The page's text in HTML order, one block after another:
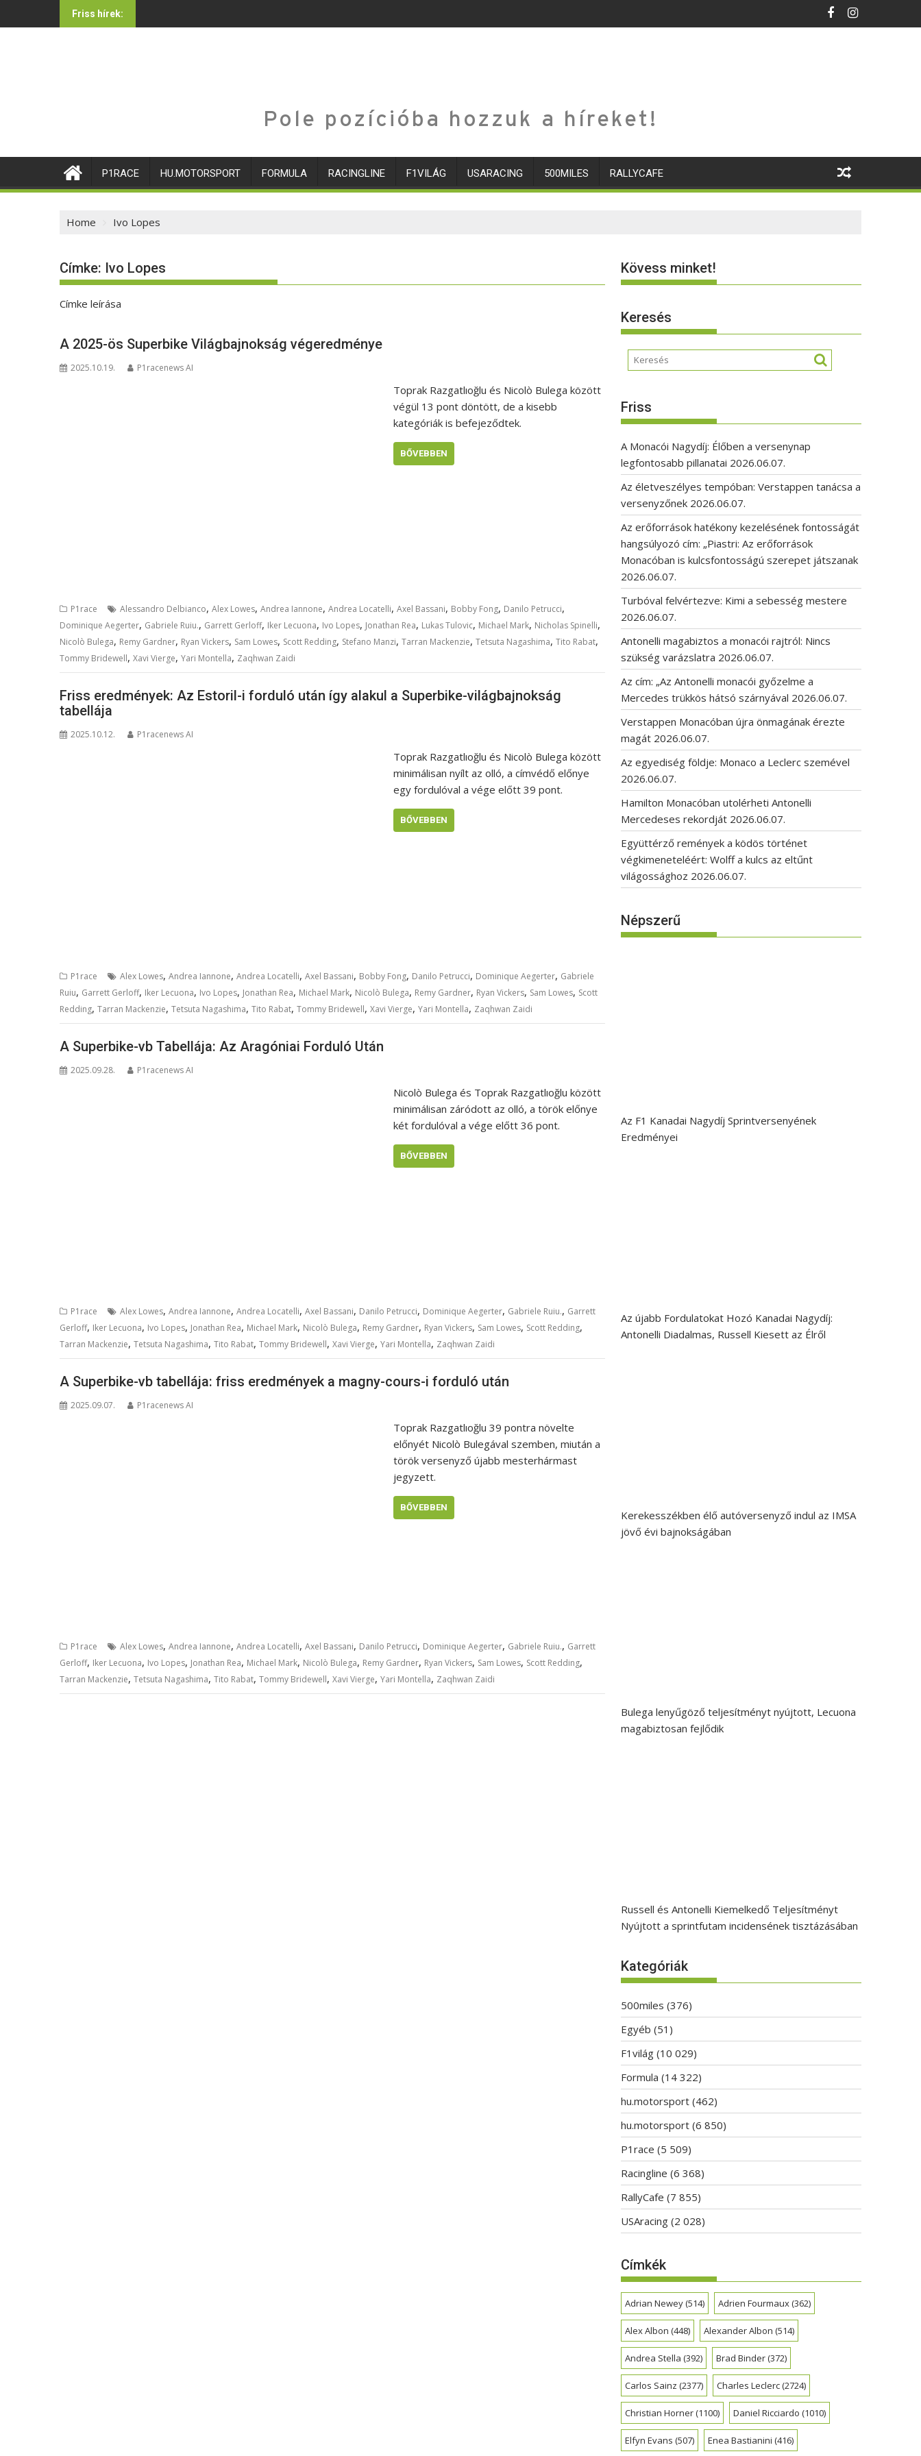
to
Friss hírek:
Pole pozícióba hozzuk a híreket!
P1RACE HU.MOTORSPORT FORMULA RACINGLINE F1VILÁG USARACING 500MILES RALLYCAFE
Home Ivo Lopes
Címke: Ivo Lopes
Címke leírása
A 2025-ös Superbike Világbajnokság végeredménye
2025.10.19. P1racenews AI
Toprak Razgatlıoğlu és Nicolò Bulega között
végül 13 pont döntött, de a kisebb
kategóriák is befejeződtek.
BŐVEBBEN
P1race Alessandro Delbianco, Alex Lowes, Andrea Iannone, Andrea Locatelli, Axel Bassani, Bobby Fong, Danilo Petrucci,
Dominique Aegerter, Gabriele Ruiu., Garrett Gerloff, Iker Lecuona, Ivo Lopes, Jonathan Rea, Lukas Tulovic, Michael Mark, Nicholas Spinelli,
Nicolò Bulega, Remy Gardner, Ryan Vickers, Sam Lowes, Scott Redding, Stefano Manzi, Tarran Mackenzie, Tetsuta Nagashima, Tito Rabat,
Tommy Bridewell, Xavi Vierge, Yari Montella, Zaqhwan Zaidi
Friss eredmények: Az Estoril-i forduló után így alakul a Superbike-világbajnokság
tabellája
2025.10.12. P1racenews AI
Toprak Razgatlıoğlu és Nicolò Bulega között
minimálisan nyílt az olló, a címvédő előnye
egy fordulóval a vége előtt 39 pont.
BŐVEBBEN
P1race Alex Lowes, Andrea Iannone, Andrea Locatelli, Axel Bassani, Bobby Fong, Danilo Petrucci, Dominique Aegerter, Gabriele
Ruiu, Garrett Gerloff, Iker Lecuona, Ivo Lopes, Jonathan Rea, Michael Mark, Nicolò Bulega, Remy Gardner, Ryan Vickers, Sam Lowes, Scott
Redding, Tarran Mackenzie, Tetsuta Nagashima, Tito Rabat, Tommy Bridewell, Xavi Vierge, Yari Montella, Zaqhwan Zaidi
A Superbike-vb Tabellája: Az Aragóniai Forduló Után
2025.09.28. P1racenews AI
Nicolò Bulega és Toprak Razgatlıoğlu között
minimálisan záródott az olló, a török előnye
két fordulóval a vége előtt 36 pont.
BŐVEBBEN
P1race Alex Lowes, Andrea Iannone, Andrea Locatelli, Axel Bassani, Danilo Petrucci, Dominique Aegerter, Gabriele Ruiu., Garrett
Gerloff, Iker Lecuona, Ivo Lopes, Jonathan Rea, Michael Mark, Nicolò Bulega, Remy Gardner, Ryan Vickers, Sam Lowes, Scott Redding,
Tarran Mackenzie, Tetsuta Nagashima, Tito Rabat, Tommy Bridewell, Xavi Vierge, Yari Montella, Zaqhwan Zaidi
A Superbike-vb tabellája: friss eredmények a magny-cours-i forduló után
2025.09.07. P1racenews AI
Toprak Razgatlıoğlu 39 pontra növelte
előnyét Nicolò Bulegával szemben, miután a
török versenyző újabb mesterhármast
jegyzett.
BŐVEBBEN
P1race Alex Lowes, Andrea Iannone, Andrea Locatelli, Axel Bassani, Danilo Petrucci, Dominique Aegerter, Gabriele Ruiu., Garrett
Gerloff, Iker Lecuona, Ivo Lopes, Jonathan Rea, Michael Mark, Nicolò Bulega, Remy Gardner, Ryan Vickers, Sam Lowes, Scott Redding,
Tarran Mackenzie, Tetsuta Nagashima, Tito Rabat, Tommy Bridewell, Xavi Vierge, Yari Montella, Zaqhwan Zaidi
Kövess minket!
Keresés
Friss
A Monacói Nagydíj: Élőben a versenynap
legfontosabb pillanatai 2026.06.07.
Az életveszélyes tempóban: Verstappen tanácsa a
versenyzőnek 2026.06.07.
Az erőforrások hatékony kezelésének fontosságát
hangsúlyozó cím: „Piastri: Az erőforrások
Monacóban is kulcsfontosságú szerepet játszanak
2026.06.07.
Turbóval felvértezve: Kimi a sebesség mestere
2026.06.07.
Antonelli magabiztos a monacói rajtról: Nincs
szükség varázslatra 2026.06.07.
Az cím: „Az Antonelli monacói győzelme a
Mercedes trükkös hátsó szárnyával 2026.06.07.
Verstappen Monacóban újra önmagának érezte
magát 2026.06.07.
Az egyediség földje: Monaco a Leclerc szemével
2026.06.07.
Hamilton Monacóban utolérheti Antonelli
Mercedeses rekordját 2026.06.07.
Együttérző remények a ködös történet
végkimeneteléért: Wolff a kulcs az eltűnt
világossághoz 2026.06.07.
Népszerű
Az F1 Kanadai Nagydíj Sprintversenyének
Eredményei
Az újabb Fordulatokat Hozó Kanadai Nagydíj:
Antonelli Diadalmas, Russell Kiesett az Élről
Kerekesszékben élő autóversenyző indul az IMSA
jövő évi bajnokságában
Bulega lenyűgöző teljesítményt nyújtott, Lecuona
magabiztosan fejlődik
Russell és Antonelli Kiemelkedő Teljesítményt
Nyújtott a sprintfutam incidensének tisztázásában
Kategóriák
500miles (376)
Egyéb (51)
F1világ (10 029)
Formula (14 322)
hu.motorsport (462)
hu.motorsport (6 850)
P1race (5 509)
Racingline (6 368)
RallyCafe (7 855)
USAracing (2 028)
Címkék
Adrian Newey(514) Adrien Fourmaux(362)
Alex Albon (448) Alexander Albon (514)
Andrea Stella (392) Brad Binder(372)
Carlos Sainz (2377) Charles Leclerc(2724)
Christian Horner(1100) Daniel Ricciardo (1010)
Elfyn Evans (507) Enea Bastianini (416)